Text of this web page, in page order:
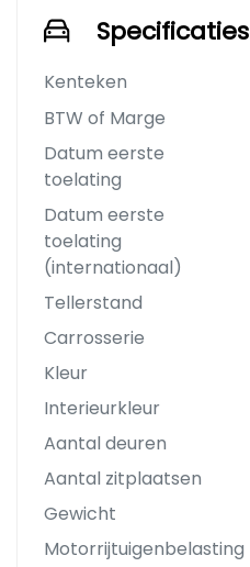
Specificaties
Kenteken
BTW of Marge
Datum eerste
toelating
Datum eerste
toelating
(internationaal)
Tellerstand
Carrosserie
Kleur
Interieurkleur
Aantal deuren
Aantal zitplaatsen
Gewicht
Motorrijtuigenbelasting